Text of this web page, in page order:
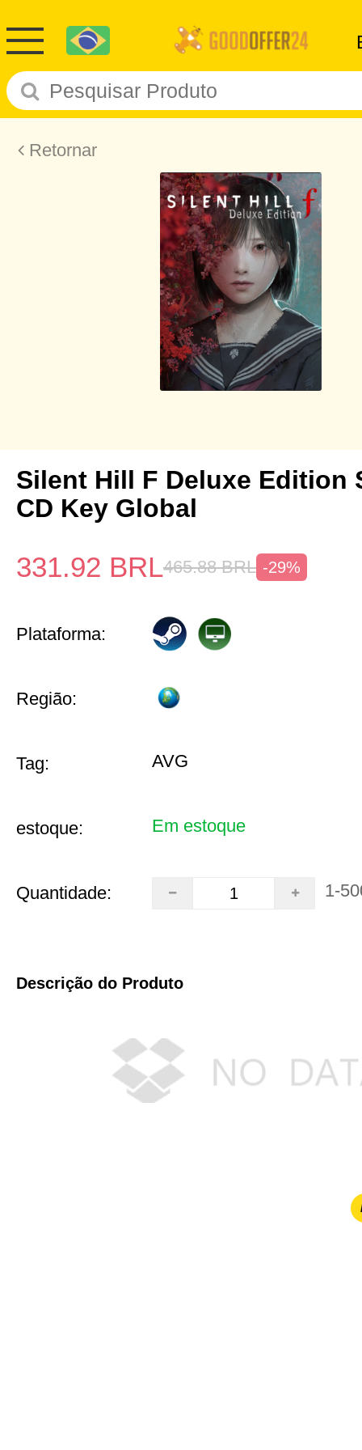
Retornar
Silent Hill F Deluxe Edition
CD Key Global
331.92 BRL465.88 BRL -29%
Plataforma:
Região:
Tag: AVG
estoque: Em estoque
Quantidade: 1-
Descrição do Produto